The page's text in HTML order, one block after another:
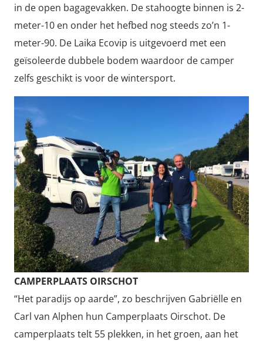
in de open bagagevakken. De stahoogte binnen is 2-
meter-10 en onder het hefbed nog steeds zo’n 1-
meter-90. De Laika Ecovip is uitgevoerd met een
geïsoleerde dubbele bodem waardoor de camper
zelfs geschikt is voor de wintersport.
CAMPERPLAATS OIRSCHOT
“Het paradijs op aarde”, zo beschrijven Gabriëlle en
Carl van Alphen hun Camperplaats Oirschot. De
camperplaats telt 55 plekken, in het groen, aan het